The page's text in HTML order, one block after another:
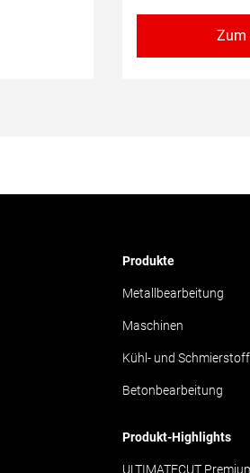
Zum
Produkte
Metallbearbeitung
Maschinen
Kühl- und
Betonbearbeitung
Produkt-Highlights
ULTIMATECUT